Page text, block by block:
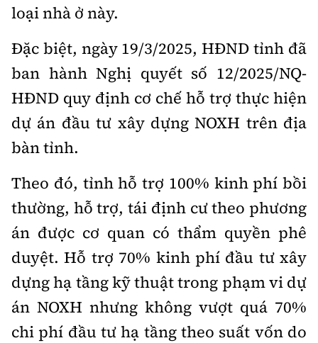
loại nhà ở này.
Đặc biệt, ngày 19/3/2025, HĐND tỉnh đã
ban hành Nghị quyết số 12/2025/NQ-
HĐND quy định cơ chế hỗ trợ thực hiện
dự án đầu tư xây dựng NOXH trên địa
bàn tỉnh.
Theo đó, tỉnh hỗ trợ 100% kinh phí bồi
thường, hỗ trợ, tái định cư theo phương
án được cơ quan có thẩm quyền phê
duyệt. Hỗ trợ 70% kinh phí đầu tư xây
dựng hạ tầng kỹ thuật trong phạm vi dự
án NOXH nhưng không vượt quá 70%
chi phí đầu tư hạ tầng theo suất vốn do